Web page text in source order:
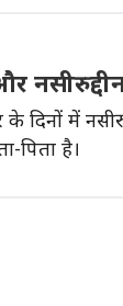
दिनों में
पिता है।